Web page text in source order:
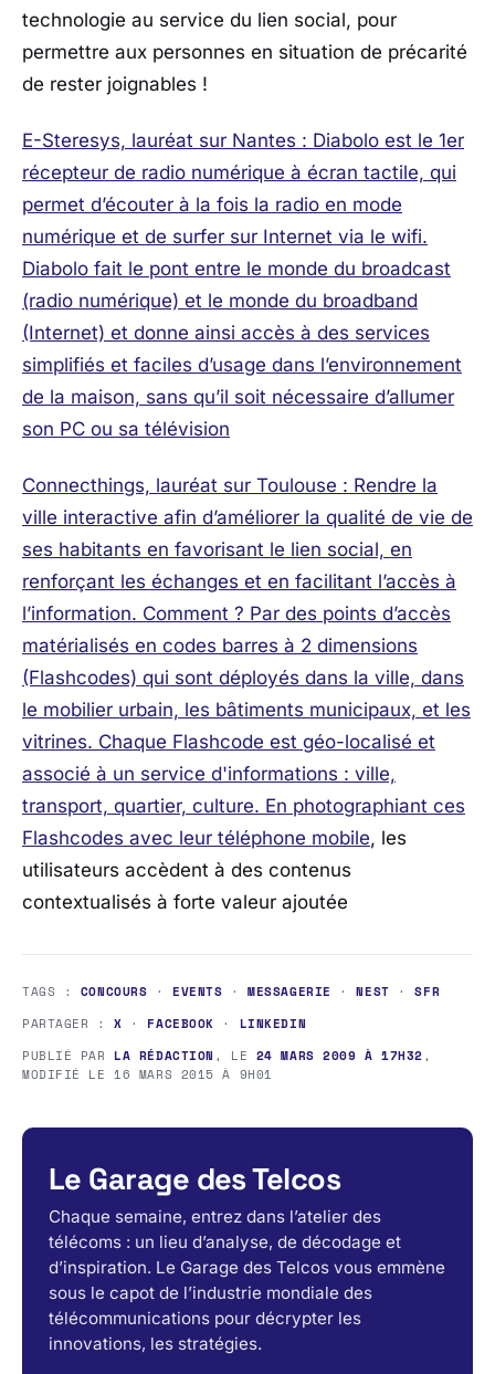
technologie au service du lien social, pour
permettre aux personnes en situation de précarité
de rester joignables !
E-Steresys, lauréat sur Nantes : Diabolo est le 1er
récepteur de radio numérique à écran tactile, qui
permet d’écouter à la fois la radio en mode
numérique et de surfer sur Internet via le wifi.
Diabolo fait le pont entre le monde du broadcast
(radio numérique) et le monde du broadband
(Internet) et donne ainsi accès à des services
simplifiés et faciles d’usage dans l’environnement
de la maison, sans qu’il soit nécessaire d’allumer
son PC ou sa télévision
Connecthings, lauréat sur Toulouse : Rendre la
ville interactive afin d’améliorer la qualité de vie de
ses habitants en favorisant le lien social, en
renforçant les échanges et en facilitant l’accès à
l’information. Comment ? Par des points d’accès
matérialisés en codes barres à 2 dimensions
(Flashcodes) qui sont déployés dans la ville, dans
le mobilier urbain, les bâtiments municipaux, et les
vitrines. Chaque Flashcode est géo-localisé et
associé à un service d'informations : ville,
transport, quartier, culture. En photographiant ces
Flashcodes avec leur téléphone mobile, les
utilisateurs accèdent à des contenus
contextualisés à forte valeur ajoutée
TAGS : CONCOURS · EVENTS ·MESSAGERIE ·NEST ·SFR
PARTAGER :X · FACEBOOK · LINKEDIN
PUBLIÉ PAR LA RÉDACTION , LE 24 MARS 2009 À 17H32,
MODIFIÉ LE16 MARS 2015 À 9H01
Le Garage des Telcos
Chaque semaine, entrez dans l’atelier des
télécoms : un lieu d’analyse, de décodage et
d’inspiration. Le Garage des Telcos vous emmène
sous le capot de l’industrie mondiale des
télécommunications pour décrypter les
innovations, les stratégies.